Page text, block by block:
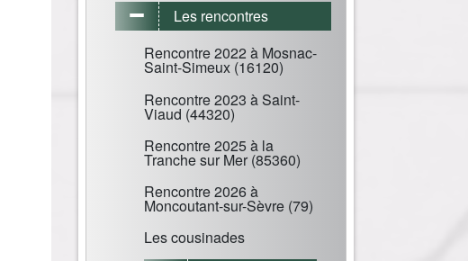
Les rencontres
Rencontre 2022 à Mosnac-
Saint-Simeux (16120)
Rencontre 2023 à Saint-
Viaud (44320)
Rencontre 2025 à la
Tranche sur Mer (85360)
Rencontre 2026 à
Moncoutant-sur-Sèvre (79)
Les cousinades